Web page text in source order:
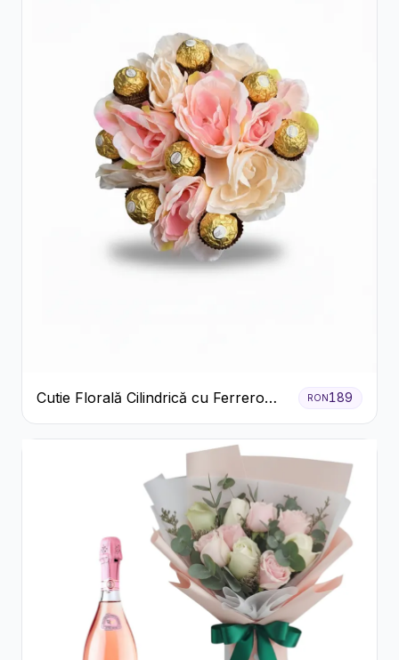
Cutie Florală Cilindrică cu Ferrero
Rocher și Trandafiri Pastel
RON189